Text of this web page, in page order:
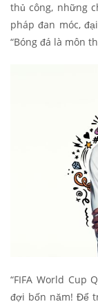
thủ công, những
pháp đan móc,
“Bóng đá là môn
“FIFA World Cup
đợi bốn năm! Để